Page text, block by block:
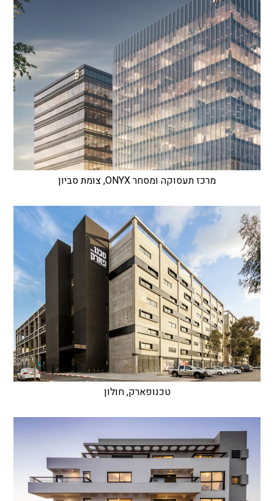
מרכז תעסוקה ומסחר ONYX, צומת סביון
טכנופארק, חולון